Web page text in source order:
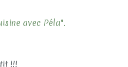
avec Péla".
!!!